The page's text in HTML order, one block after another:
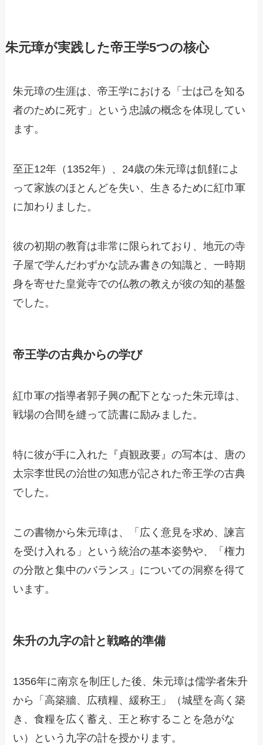
朱元璋が実践した帝王学5つの核心
朱元璋の生涯は、帝王学における「士は己を知る
者のために死す」という忠誠の概念を体現してい
ます。
至正12年（1352年）、24歳の朱元璋は飢饉によ
って家族のほとんどを失い、生きるために紅巾軍
に加わりました。
彼の初期の教育は非常に限られており、地元の寺
子屋で学んだわずかな読み書きの知識と、一時期
身を寄せた皇覚寺での仏教の教えが彼の知的基盤
でした。
帝王学の古典からの学び
紅巾軍の指導者郭子興の配下となった朱元璋は、
戦場の合間を縫って読書に励みました。
特に彼が手に入れた『貞観政要』の写本は、唐の
太宗李世民の治世の知恵が記された帝王学の古典
でした。
この書物から朱元璋は、「広く意見を求め、諫言
を受け入れる」という統治の基本姿勢や、「権力
の分散と集中のバランス」についての洞察を得て
います。
朱升の九字の計と戦略的準備
1356年に南京を制圧した後、朱元璋は儒学者朱升
から「高築牆、広積糧、緩称王」（城壁を高く築
き、食糧を広く蓄え、王と称することを急がな
い）という九字の計を授かります。